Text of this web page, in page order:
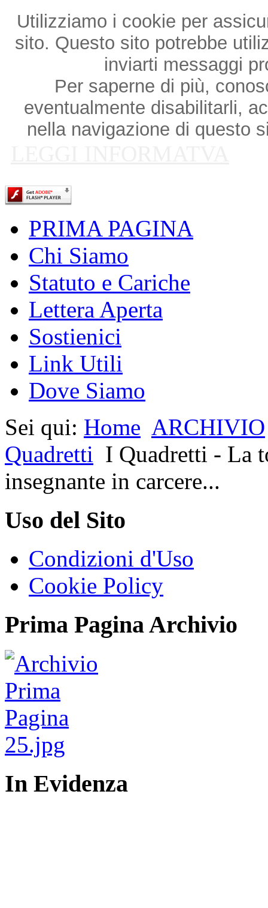
Utilizziamo i cookie per
sito. Questo sito potrebbe
inviarti messaggi
Per saperne di più,
eventualmente disabilitarli,
nella navigazione di questo
PRIMA PAGINA
Chi Siamo
Statuto e Cariche
Lettera Aperta
Sostienici
Link Utili
Dove Siamo
Sei qui: Home ARCHIVIO
Quadretti I Quadretti - La
insegnante in carcere...
Uso del Sito
Condizioni d'Uso
Cookie Policy
Prima Pagina Archivio
In Evidenza